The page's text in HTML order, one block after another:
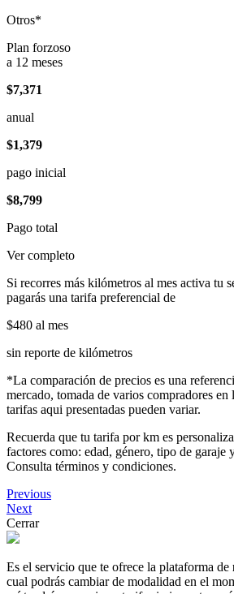
Otros*
Plan forzoso
a 12 meses
$7,371
anual
$1,379
pago inicial
$8,799
Pago total
Ver completo
Si recorres más kilómetros al mes activa tu
pagarás una tarifa preferencial de
$480 al mes
sin reporte de kilómetros
*La comparación de precios es una
mercado, tomada de varios compradores
tarifas aqui presentadas pueden variar.
Recuerda que tu tarifa por km es
factores como: edad, género, tipo de garaje
Consulta términos y condiciones.
Previous
Next
Cerrar
Es el servicio que te ofrece la plataforma de
cual podrás cambiar de modalidad en el